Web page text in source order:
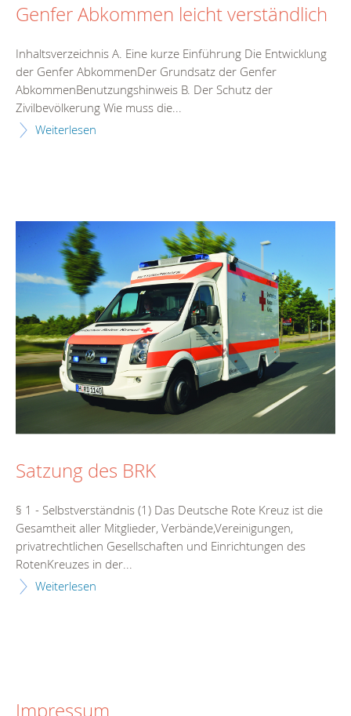
Genfer Abkommen leicht verständlich
Inhaltsverzeichnis A. Eine kurze Einführung Die Entwicklung
der Genfer AbkommenDer Grundsatz der Genfer
AbkommenBenutzungshinweis B. Der Schutz der
Zivilbevölkerung Wie muss die...
Weiterlesen
Satzung des BRK
§ 1 - Selbstverständnis (1) Das Deutsche Rote Kreuz ist die
Gesamtheit aller Mitglieder, Verbände,Vereinigungen,
privatrechtlichen Gesellschaften und Einrichtungen des
RotenKreuzes in der...
Weiterlesen
Impressum